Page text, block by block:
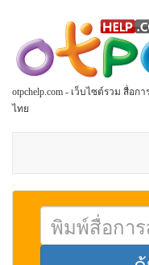
otpchelp.com - เว็บไซต์รวม สื่อ
ไทย